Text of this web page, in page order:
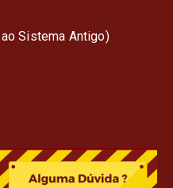
Sistema Antigo)